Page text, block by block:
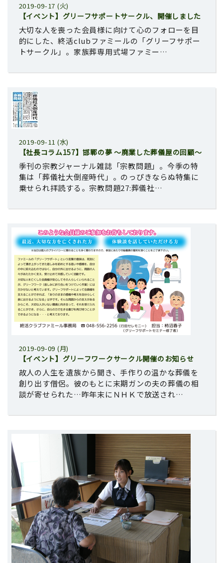
2019-09-17 (火)
【イベント】グリーフサポートサークル、開催しました
大切な人を喪った会員様に向けて心のフォローを目
的にした、終活clubファミールの「グリーフサポー
トサークル」。家族葬専用式場ファミー…
2019-09-11 (水)
【社長コラム157】邯鄲の夢 ～廃業した葬儀屋の回顧～
季刊の宗教ジャーナル雑誌「宗教問題」。今季の特
集は「葬儀社大倒産時代」。のっぴきならぬ特集に
乗せられ拝読する。宗教問題27:葬儀社…
2019-09-09 (月)
【イベント】グリーフワークサークル開催のお知らせ
故人の人生を遺族から聞き、手作りの温かな葬儀を
創り出す僧侶。彼のもとに末期ガンの夫の葬儀の相
談が寄せられた…昨年末にＮＨＫで放送され…